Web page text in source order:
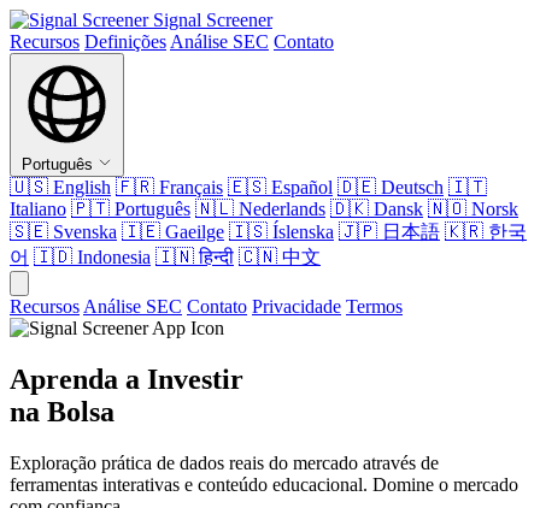
Signal Screener
Recursos Definições Análise SEC Contato
Português
🇺🇸 English 🇫🇷 Français 🇪🇸 Español 🇩🇪 Deutsch 🇮🇹
Italiano 🇵🇹 Português 🇳🇱 Nederlands 🇩🇰 Dansk 🇳🇴 Norsk
🇸🇪 Svenska 🇮🇪 Gaeilge 🇮🇸 Íslenska 🇯🇵 日本語 🇰🇷 한국
어 🇮🇩 Indonesia 🇮🇳हिन्दी 🇨🇳 中文
Recursos Análise SEC Contato Privacidade Termos
Aprenda a Investir
na Bolsa
Exploração prática de dados reais do mercado através de
ferramentas interativas e conteúdo educacional. Domine o mercado